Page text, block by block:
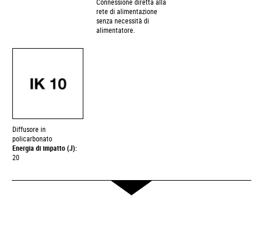
Connessione diretta alla
rete di alimentazione
senza necessità di
alimentatore.
Diffusore in
policarbonato
Energia di impatto (J):
20